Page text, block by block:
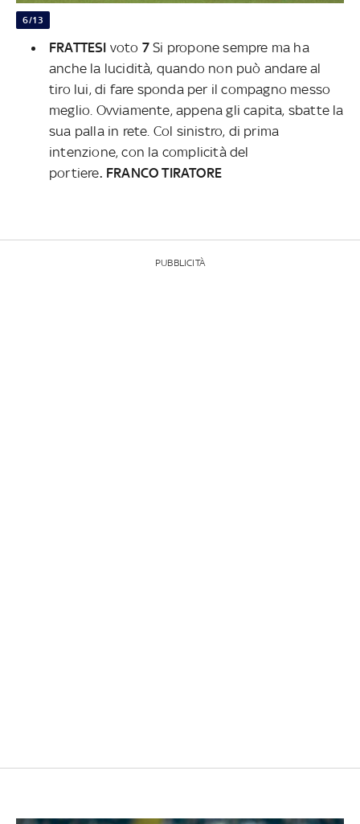
6/13
FRATTESI voto 7Si propone sempre ma ha
anche la lucidità, quando non può andare al
tiro lui, di fare sponda per il compagno messo
meglio. Ovviamente, appena gli capita, sbatte la
sua palla in rete. Col sinistro, di prima
intenzione, con la complicità del
portiere. FRANCO TIRATORE
PUBBLICITÀ